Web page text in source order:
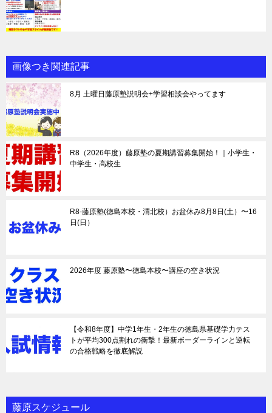
画像つき関連記事
8月 土曜日藤原塾説明会+学習相談会やってます
R8（2026年度）藤原塾の夏期講習募集開始！｜小学生・
中学生・高校生
R8-藤原塾(徳島本校・渭北校）お盆休み8月8日(土）〜16
日(日）
2026年度 藤原塾〜徳島本校〜講座の空き状況
【令和8年度】中学1年生・2年生の徳島県基礎学力テス
トが平均300点割れの衝撃！最新ボーダーラインと逆転
の合格戦略を徹底解説
藤原スケジュール